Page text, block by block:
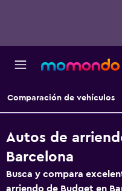
Comparación de vehículos
Autos de
Barcelona
Busca y compara
arriendo de Budget en